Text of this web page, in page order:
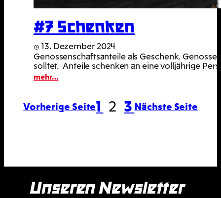
#7 Schenken
13. Dezember 2024
Genossenschaftsanteile als Geschenk.
solltet. Anteile schenken an eine volljährige
mehr…:
Vorherige Seite1 2 3 Nächste Seite
Unseren Newsletter